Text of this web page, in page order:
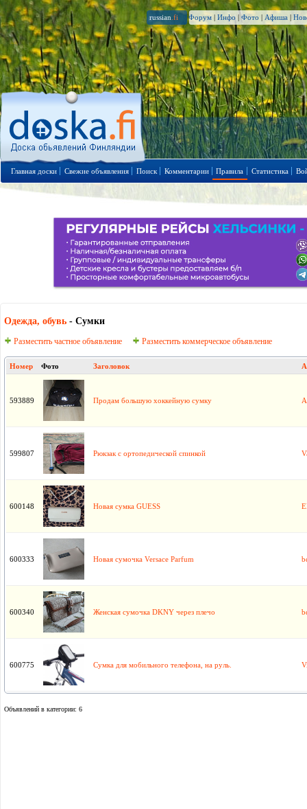
russian .fi Форум | Инфо | Фото | Афиша |
Главная доски Свежие объявления Поиск Комментарии Правила Статистика
Одежда, oбувь - Сумки
Разместить частное объявление Разместить коммерческое объявление
Номер Фото Заголовок
593889 Продам большую хоккейную сумку
599807 Рюкзак с ортопедической спинкой
600148 Новая сумка GUESS
600333 Новая сумочка Versace Parfum
600340 Женская сумочка DKNY через плечо
600775 Сумка для мобильного телефона, на руль.
Объявлений в категории: 6